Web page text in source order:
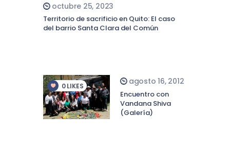
octubre 25, 2023
Territorio de sacrificio en Quito: El caso
del barrio Santa Clara del Común
0 LIKES agosto 16, 2012
Encuentro con
Vandana Shiva
(Galería)